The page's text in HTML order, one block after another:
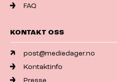
FAQ
KONTAKT OSS
post@mediedager.no
Kontaktinfo
Presse